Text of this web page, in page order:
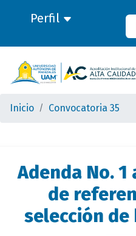
Perfil
Inicio Convocatoria 35
Adenda No. 1
de
selección